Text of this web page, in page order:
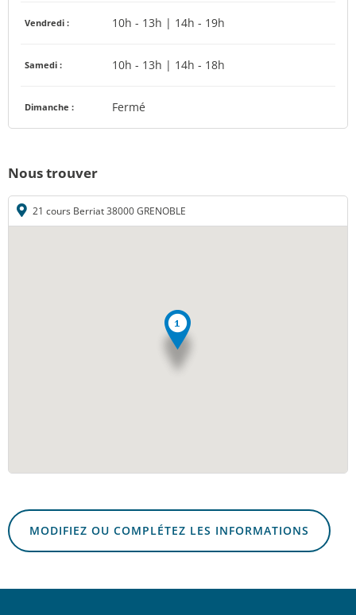
Vendredi : 10h - 13h | 14h - 19h
Samedi : 10h - 13h | 14h - 18h
Dimanche : Fermé
Nous trouver
21 cours Berriat 38000 GRENOBLE
MODIFIEZ OU COMPLÉTEZ LES INFORMATIONS